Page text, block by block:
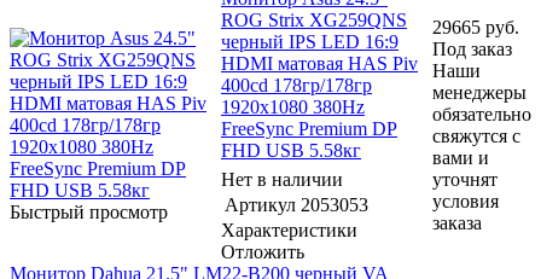
Быстрый просмотр
ROG Strix XG259QNS
черный IPS LED 16:9
HDMI матовая HAS Piv
400cd 178гр/178гр
1920x1080 380Hz
FreeSync Premium DP
FHD USB 5.58кг
Нет в наличии
Артикул 2053053
Характеристики
Отложить
29665 руб.
Под заказ
Наши
менеджеры
обязательно
свяжутся с
вами и
уточнят
условия
заказа
Монитор Dahua 21.5" LM22-B200 черный VA